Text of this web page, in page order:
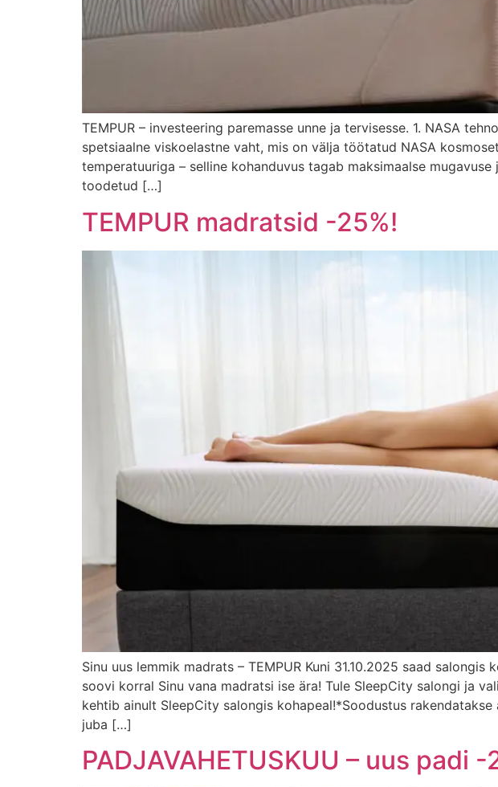
TEMPUR – investeering paremasse unne ja tervisesse. 1. NASA
spetsiaalne viskoelastne vaht, mis on välja töötatud NASA
temperatuuriga – selline kohanduvus tagab maksimaalse
toodetud […]
TEMPUR madratsid -25%!
Sinu uus lemmik madrats – TEMPUR Kuni 31.10.2025 saad
soovi korral Sinu vana madratsi ise ära! Tule SleepCity salongi ja
kehtib ainult SleepCity salongis kohapeal!*Soodustus
juba […]
PADJAVAHETUSKUU – uus padi